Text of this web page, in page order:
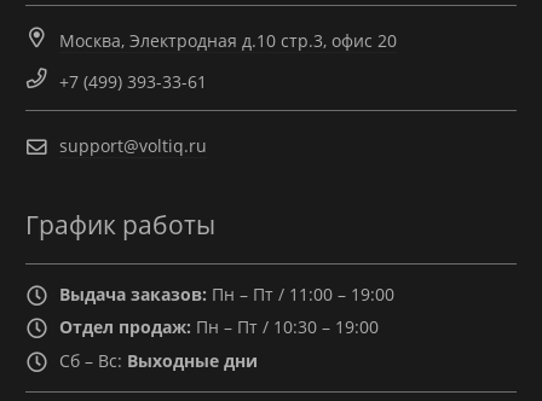
Москва, Электродная д.10 стр.3, офис 20
+7 (499) 393-33-61
support@voltiq.ru
График работы
Выдача заказов: Пн – Пт / 11:00 – 19:00
Отдел продаж: Пн – Пт / 10:30 – 19:00
Сб – Вс: Выходные дни